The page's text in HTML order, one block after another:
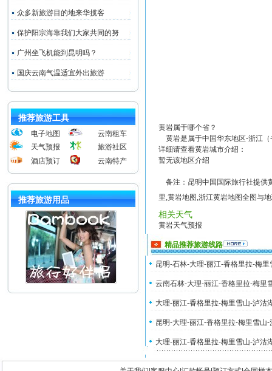
众多新旅游目的地来华揽客
保护阳宗海靠我们大家共同的努
广州坐飞机能到昆明吗？
国庆云南气温适宜外出旅游
推荐旅游工具
电子地图
云南租车
天气预报
旅游社区
酒店预订
云南特产
推荐旅游用品
黄岩属于哪个省？
黄岩是属于中国华东地区-浙江（
详细请查看黄岩城市介绍：
暂无该地区介绍
备注：昆明中国国际旅行社提供
里,黄岩地图,浙江黄岩地图全图与
相关天气
黄岩天气预报
精品推荐旅游线路
昆明-石林-大理-丽江-香格里拉-梅
云南石林-大理-丽江-香格里拉-梅里
大理-丽江-香格里拉-梅里雪山-泸沽
昆明-大理-丽江-香格里拉-梅里雪山
大理-丽江-香格里拉-梅里雪山-泸沽